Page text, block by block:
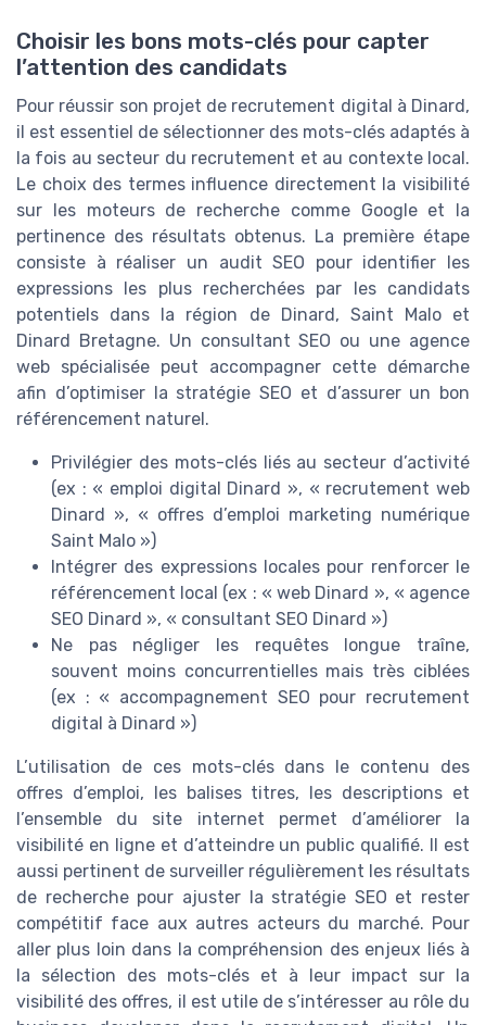
Choisir les bons mots-clés pour capter
l’attention des candidats
Pour réussir son projet de recrutement digital à Dinard,
il est essentiel de sélectionner des mots-clés adaptés à
la fois au secteur du recrutement et au contexte local.
Le choix des termes influence directement la visibilité
sur les moteurs de recherche comme Google et la
pertinence des résultats obtenus. La première étape
consiste à réaliser un audit SEO pour identifier les
expressions les plus recherchées par les candidats
potentiels dans la région de Dinard, Saint Malo et
Dinard Bretagne. Un consultant SEO ou une agence
web spécialisée peut accompagner cette démarche
afin d’optimiser la stratégie SEO et d’assurer un bon
référencement naturel.
Privilégier des mots-clés liés au secteur d’activité
(ex : « emploi digital Dinard », « recrutement web
Dinard », « offres d’emploi marketing numérique
Saint Malo »)
Intégrer des expressions locales pour renforcer le
référencement local (ex : « web Dinard », « agence
SEO Dinard », « consultant SEO Dinard »)
Ne pas négliger les requêtes longue traîne,
souvent moins concurrentielles mais très ciblées
(ex : « accompagnement SEO pour recrutement
digital à Dinard »)
L’utilisation de ces mots-clés dans le contenu des
offres d’emploi, les balises titres, les descriptions et
l’ensemble du site internet permet d’améliorer la
visibilité en ligne et d’atteindre un public qualifié. Il est
aussi pertinent de surveiller régulièrement les résultats
de recherche pour ajuster la stratégie SEO et rester
compétitif face aux autres acteurs du marché. Pour
aller plus loin dans la compréhension des enjeux liés à
la sélection des mots-clés et à leur impact sur la
visibilité des offres, il est utile de s’intéresser au rôle du